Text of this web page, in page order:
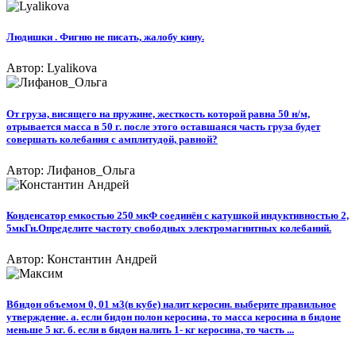
Людишки . Фигню не писать, жалобу кину.​
Автор: Lyalikova
От груза, висящего на пружине, жесткость которой равна 50 н/м,
отрывается масса в 50 г. после этого оставшаяся часть груза будет
совершать колебания с амплитудой, равной?
Автор: Лифанов_Ольга
Конденсатор емкостью 250 мкФ соединён с катушкой индуктивностью 2,
5мкГн.Определите частоту свободных электромагнитных колебаний.
Автор: Константин Андрей
Вбидон объемом 0, 01 м3(в кубе) налит керосин. выберите правильное
утверждение. а. если бидон полон керосина, то масса керосина в бидоне
меньше 5 кг. б. если в бидон налить 1- кг керосина, то часть ...